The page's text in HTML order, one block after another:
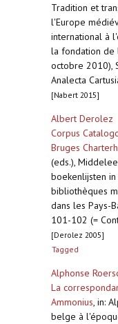
Tradition et
l'Europe
international à
la fondation de
octobre 2010),
Analecta
[Nabert 2015]
Albert Derolez
Corpus
Bruges
(eds.),
boekenlijsten
bibliothèques
dans les Pays-
101-102 (=
[Derolez 2005]
Tagged
Alphonse
La
Ammonius, in:
belge à